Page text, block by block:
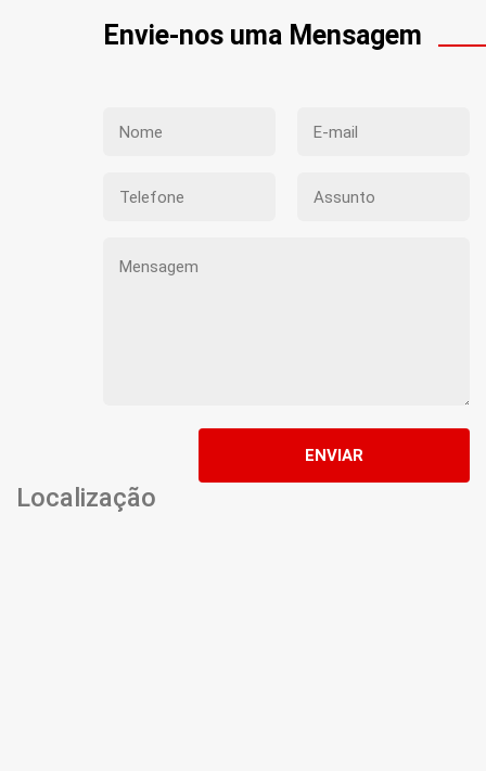
Envie-nos uma Mensagem
ENVIAR
Localização